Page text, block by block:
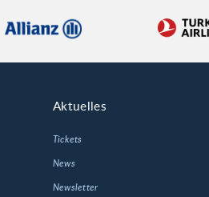
Aktuelles
Tickets
News
Newsletter